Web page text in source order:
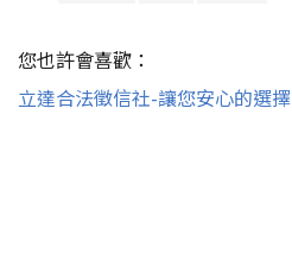
您也許會喜歡：
立達合法徵信社-讓您安心的選擇